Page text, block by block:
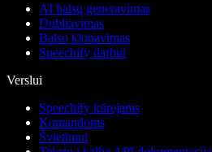
AI balsų generavimas
Dubliavimas
Balso klonavimas
Speechify darbui
Verslui
Speechify kūrėjams
Komandoms
Švietimui